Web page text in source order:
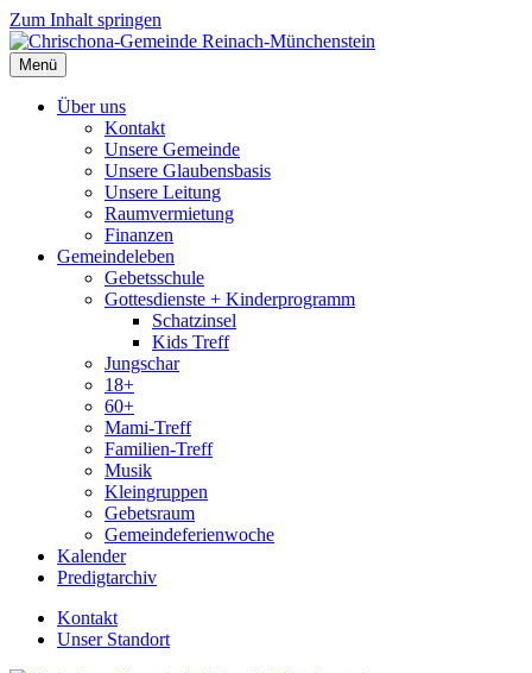
Zum Inhalt springen
Menü
Über uns
Kontakt
Unsere Gemeinde
Unsere Glaubensbasis
Unsere Leitung
Raumvermietung
Finanzen
Gemeindeleben
Gebetsschule
Gottesdienste + Kinderprogramm
Schatzinsel
Kids Treff
Jungschar
18+
60+
Mami-Treff
Familien-Treff
Musik
Kleingruppen
Gebetsraum
Gemeindeferienwoche
Kalender
Predigtarchiv
Kontakt
Unser Standort